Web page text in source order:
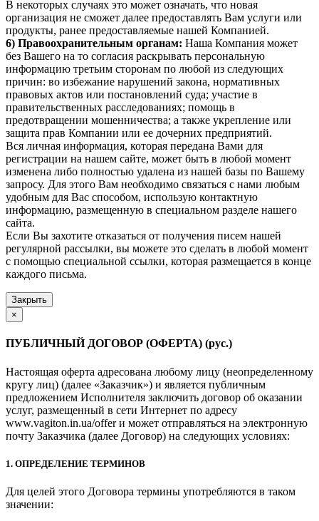
В некоторых случаях это может означать, что новая
организация не сможет далее предоставлять Вам услуги или
продукты, ранее предоставляемые нашей Компанией.
6) Правоохранительным органам: Наша Компания может
без Вашего на то согласия раскрывать персональную
информацию третьим сторонам по любой из следующих
причин: во избежание нарушений закона, нормативных
правовых актов или постановлений суда; участие в
правительственных расследованиях; помощь в
предотвращении мошенничества; а также укрепление или
защита прав Компании или ее дочерних предприятий.
Вся личная информация, которая передана Вами для
регистрации на нашем сайте, может быть в любой момент
изменена либо полностью удалена из нашей базы по Вашему
запросу. Для этого Вам необходимо связаться с нами любым
удобным для Вас способом, использую контактную
информацию, размещенную в специальном разделе нашего
сайта.
Если Вы захотите отказаться от получения писем нашей
регулярной рассылки, вы можете это сделать в любой момент
с помощью специальной ссылки, которая размещается в конце
каждого письма.
Закрыть
×
ПУБЛИЧНЫЙ ДОГОВОР (ОФЕРТА) (рус.)
Настоящая оферта адресована любому лицу (неопределенному
кругу лиц) (далее «Заказчик») и является публичным
предложением Исполнителя заключить договор об оказании
услуг, размещенный в сети Интернет по адресу
www.vagiton.in.ua/offer и может отправляться на электронную
почту Заказчика (далее Договор) на следующих условиях:
1. ОПРЕДЕЛЕНИЕ ТЕРМИНОВ
Для целей этого Договора термины употребляются в таком
значении: